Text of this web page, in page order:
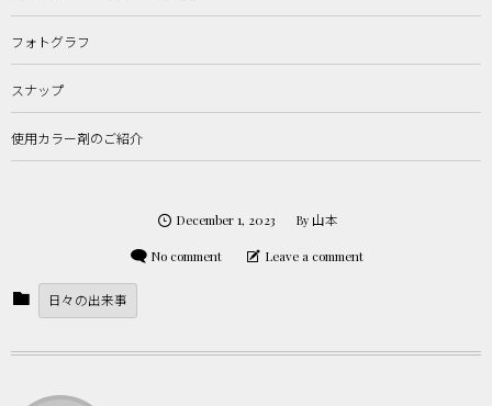
フォトグラフ
スナップ
使用カラー剤のご紹介
December 1, 2023 By 山本
No comment Leave a comment
日々の出来事